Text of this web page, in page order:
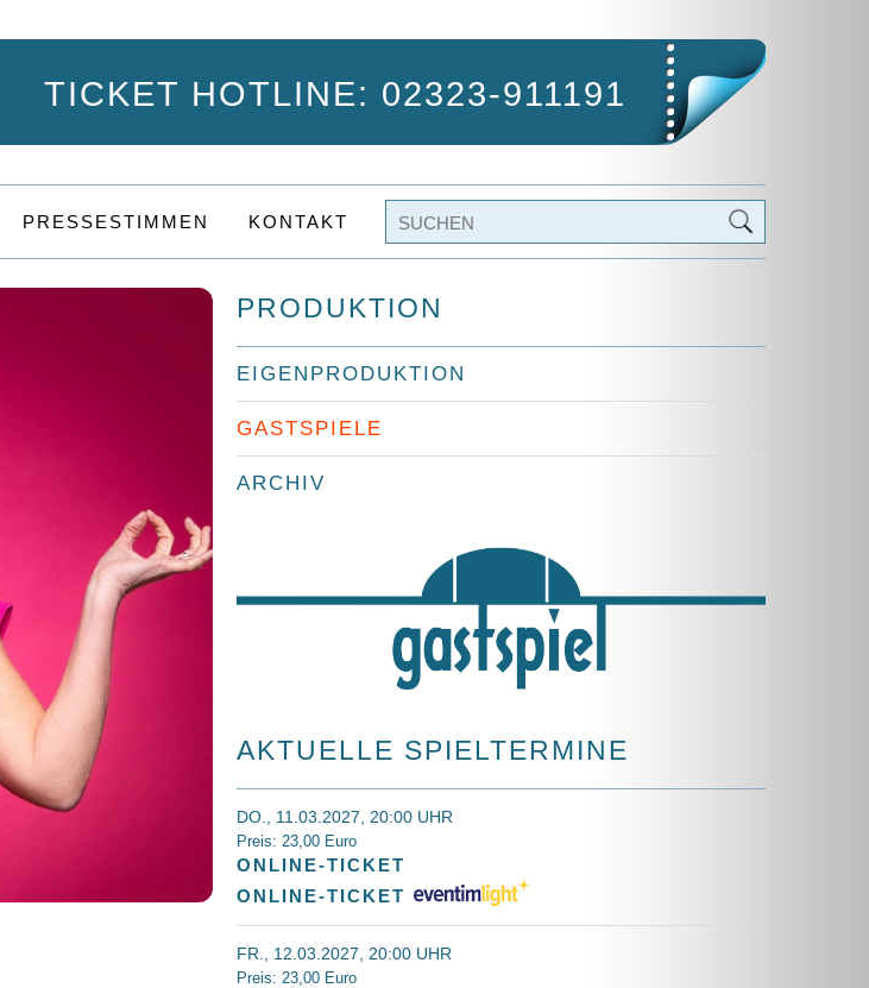
TICKET HOTLINE: 02323-911191
PRESSESTIMMEN KONTAKT
PRODUKTION
EIGENPRODUKTION
GASTSPIELE
ARCHIV
AKTUELLE SPIELTERMINE
DO., 11.03.2027, 20:00 UHR
Preis: 23,00 Euro
ONLINE-TICKET
ONLINE-TICKET
FR., 12.03.2027, 20:00 UHR
Preis: 23,00 Euro